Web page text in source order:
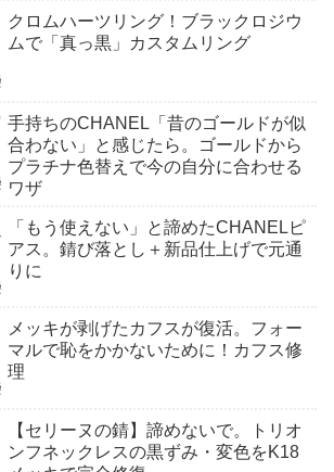
クロムハーツリング！ブラックロジウ
ムで「真っ黒」カスタムリング
手持ちのCHANEL「昔のゴールドが似
合わない」と感じたら。ゴールドから
プラチナ色替えで今の自分に合わせる
ワザ
「もう使えない」と諦めたCHANELピ
アス。錆び落とし＋新品仕上げで元通
りに
メッキが剥げたカフスが復活。フォー
マルで恥をかかないために！カフス修
理
【セリーヌの錆】諦めないで。トリオ
ンフネックレスの黒ずみ・変色をK18